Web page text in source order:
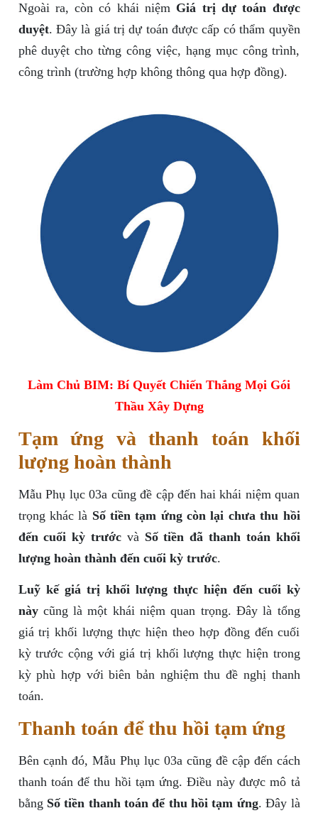
Ngoài ra, còn có khái niệm Giá trị dự toán được
duyệt. Đây là giá trị dự toán được cấp có thẩm quyền
phê duyệt cho từng công việc, hạng mục công trình,
công trình (trường hợp không thông qua hợp đồng).
Làm Chủ BIM: Bí Quyết Chiến Thắng Mọi Gói
Thầu Xây Dựng
Tạm ứng và thanh toán khối
lượng hoàn thành
Mẫu Phụ lục 03a cũng đề cập đến hai khái niệm quan
trọng khác là Số tiền tạm ứng còn lại chưa thu hồi
đến cuối kỳ trướcvà Số tiền đã thanh toán khối
lượng hoàn thành đến cuối kỳ trước.
Luỹ kế giá trị khối lượng thực hiện đến cuối kỳ
nàycũng là một khái niệm quan trọng. Đây là tổng
giá trị khối lượng thực hiện theo hợp đồng đến cuối
kỳ trước cộng với giá trị khối lượng thực hiện trong
kỳ phù hợp với biên bản nghiệm thu đề nghị thanh
toán.
Thanh toán để thu hồi tạm ứng
Bên cạnh đó, Mẫu Phụ lục 03a cũng đề cập đến cách
thanh toán để thu hồi tạm ứng. Điều này được mô tả
bằng Số tiền thanh toán để thu hồi tạm ứng. Đây là